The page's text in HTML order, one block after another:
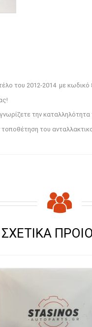
του 2012-2014 με κωδικό
την
τοποθέτηση του